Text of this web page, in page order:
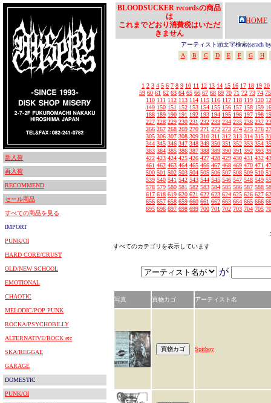
新入荷
再入荷
RECOMMEND
セール商品
すべての商品を見る
IMPORT
PUNK/OI
HARD CORE/CRUST
OLD/NEW SCHOOL
EMOTIONAL
CHAOTIC
MELODIC/POP PUNK
ROCKA/PSYCHOBILLY
ALTERNATIVE/ROCK etc
SKA/REGGAE
GARAGE
DOMESTIC
PUNK/OI
BLOODSUCKER recordsの商品
は
これまでどおり消費税はいただ
きません
HOME
アーティスト頭文字検索(serach
A
B C D E F G H
1 2 3 4 5 6 7 8 9 10 11 12 13 14 15 16 17 18 19 20
59 60 61 62 63 64 65 66 67 68 69 70 71 72 73 74 75
110 111 112 113 114 115 116 117 118 119 120
149 150 151 152 153 154 155 156 157 158 159
188 189 190 191 192 193 194 195 196 197 198
227 228 229 230 231 232 233 234 235 236 237
266 267 268 269 270 271 272 273 274 275 276
305 306 307 308 309 310 311 312 313 314 315
344 345 346 347 348 349 350 351 352 353 354
383 384 385 386 387 388 389 390 391 392 393
422 423 424 425 426 427 428 429 430 431 432
461 462 463 464 465 466 467 468 469 470 471
500 501 502 503 504 505 506 507 508 509 510
539 540 541 542 543 544 545 546 547 548 549
578 579 580 581 582 583 584 585 586 587 588
617 618 619 620 621 622 623 624 625 626 627
656 657 658 659 660 661 662 663 664 665 666
695 696 697 698 699 700 701 702 703 704 705
すべてのカテゴリを表示しています
が
写真 買物カゴ アーティスト名
Spitboy